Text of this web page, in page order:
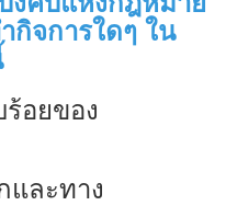
กิจการใดๆ ใน
อยของ
และทาง